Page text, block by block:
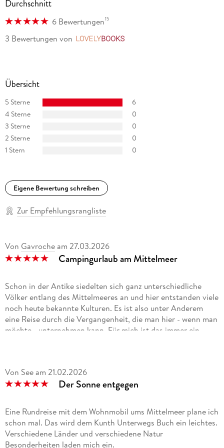
Durchschnitt
6 Bewertungen15
3 Bewertungen von
Übersicht
5 Sterne
6
4 Sterne
0
3 Sterne
0
2 Sterne
0
1 Stern
0
Eigene Bewertung schreiben
Zur Empfehlungsrangliste
Von Gavroche am 27.03.2026
Campingurlaub am Mittelmeer
Schon in der Antike siedelten sich ganz unterschiedliche
Völker entlang des Mittelmeeres an und hier entstanden viele
noch heute bekannte Kulturen. Es ist also unter Anderem
eine Reise durch die Vergangenheit, die man hier - wenn man
möchte - unternehmen kann. Für mich ist das immer ein
wunderschöne Buchten - Erholung pur. Und wenn es mal
nicht so gefällt, dann fährt man einfach weiter.
Länge, Zeitbedarf, dem schönsten Campingplatz und dem
Highlight der Tour. Natürlich kann man einige der Touren
auch kombinieren oder sich nur Teile "herauspicken".
Inspirationen für den nächsten Urlaub gibt es hier auf jeden
Von See am 21.02.2026
Der Sonne entgegen
Eine Rundreise mit dem Wohnmobil ums Mittelmeer plane ich
schon mal. Das wird dem Kunth Unterwegs Buch ein leichtes.
Verschiedene Länder und verschiedene Natur
Besonderheiten laden mich ein.